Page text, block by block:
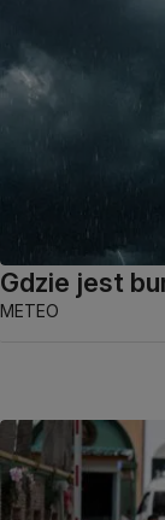
Gdzie jest
METEO